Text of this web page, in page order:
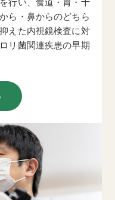
行い、食道・胃・十
ら・鼻からのどちら
えた内視鏡検査に対
リ菌関連疾患の早期